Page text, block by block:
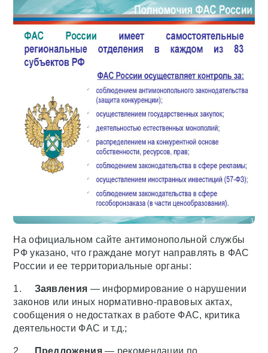
На официальном сайте антимонопольной службы
РФ указано, что граждане могут направлять в ФАС
России и ее территориальные органы:
1. Заявления — информирование о нарушении
законов или иных нормативно-правовых актах,
сообщения о недостатках в работе ФАС, критика
деятельности ФАС и т.д.;
2. Предложения— рекомендации по